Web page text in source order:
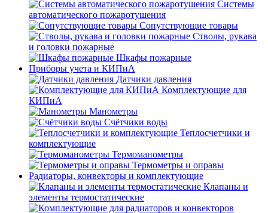
Системы
автоматического пожаротушения
Сопутствующие товары
Стволы, рукава
и головки пожарные
Шкафы пожарные
Приборы учета и КИПиА
Датчики давления
Комплектующие для
КИПиА
Манометры
Счётчики воды
Теплосчетчики и
комплектующие
Термоманометры
Термометры и оправы
Радиаторы, конвекторы и комплектующие
Клапаны и
элементы термостатические